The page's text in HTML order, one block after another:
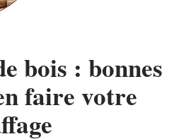
bois : bonnes
faire votre